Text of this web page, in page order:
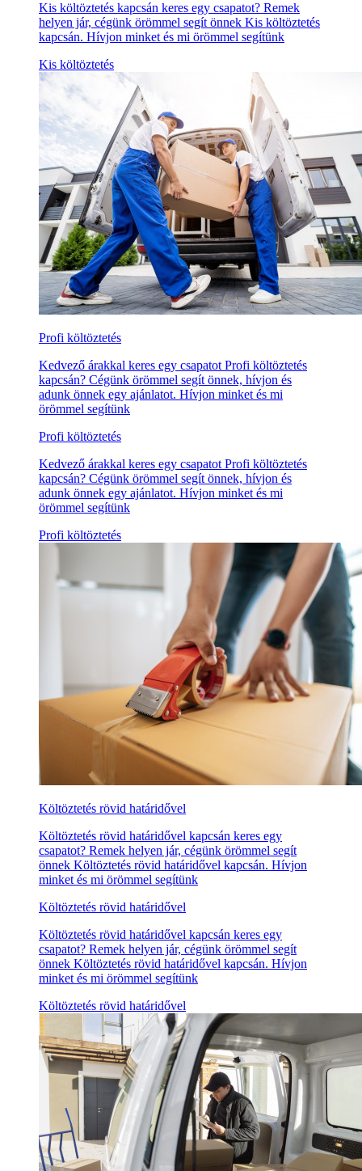
Kis költöztetés kapcsán keres egy csapatot? Remek
helyen jár, cégünk örömmel segít önnek Kis költöztetés
kapcsán. Hívjon minket és mi örömmel segítünk
Kis költöztetés
Profi költöztetés
Kedvező árakkal keres egy csapatot Profi költöztetés
kapcsán? Cégünk örömmel segít önnek, hívjon és
adunk önnek egy ajánlatot. Hívjon minket és mi
örömmel segítünk
Profi költöztetés
Kedvező árakkal keres egy csapatot Profi költöztetés
kapcsán? Cégünk örömmel segít önnek, hívjon és
adunk önnek egy ajánlatot. Hívjon minket és mi
örömmel segítünk
Profi költöztetés
Költöztetés rövid határidővel
Költöztetés rövid határidővel kapcsán keres egy
csapatot? Remek helyen jár, cégünk örömmel segít
önnek Költöztetés rövid határidővel kapcsán. Hívjon
minket és mi örömmel segítünk
Költöztetés rövid határidővel
Költöztetés rövid határidővel kapcsán keres egy
csapatot? Remek helyen jár, cégünk örömmel segít
önnek Költöztetés rövid határidővel kapcsán. Hívjon
minket és mi örömmel segítünk
Költöztetés rövid határidővel